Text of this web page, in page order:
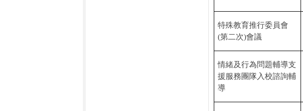
特殊教育推行委員會
(第二次)會議
情緒及行為問題輔導支
援服務團隊入校諮詢輔
導